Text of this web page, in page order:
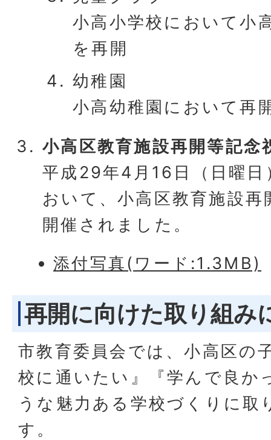
小高小学校において小
を再開
幼稚園
小高幼稚園において再
小高区教育施設再開等記念
平成29年4月16日（日曜日
おいて、小高区教育施設
開催されました。
添付写真(ワード:1.3MB)
再開に向けた取り組み
市教育委員会では、小高区の
校に通いたい』『学んで良か
うな魅力ある学校づくりに取
す。